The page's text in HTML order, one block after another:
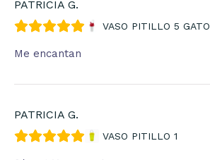
PATRICIA G.
VASO PITILLO 5 GATO
Me encantan
PATRICIA G.
VASO PITILLO 1